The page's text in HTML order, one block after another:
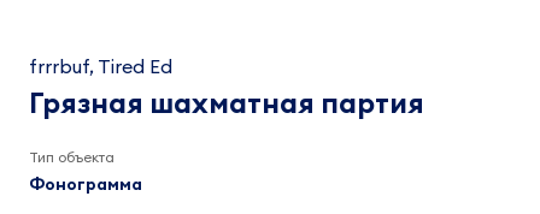
шахматная
партия
frrrbuf,
Tired
1:57
frrrbuf, Tired Ed
Грязная шахматная партия
Тип объекта
Фонограмма